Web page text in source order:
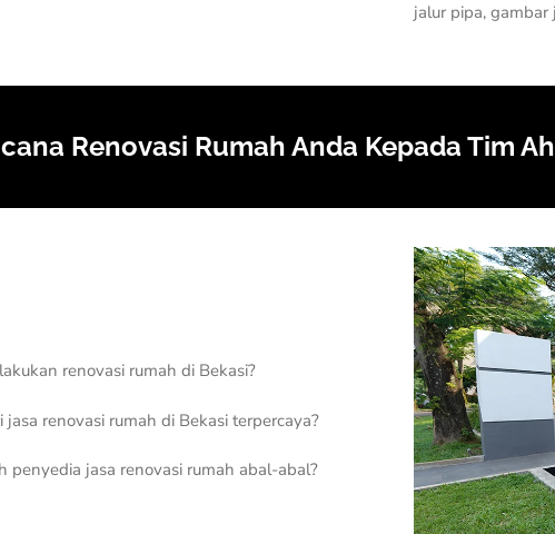
jalur pipa,
Renovasi Rumah Anda Kepada Tim
renovasi rumah di Bekasi?
renovasi rumah di Bekasi terpercaya?
penyedia jasa renovasi rumah abal-abal?